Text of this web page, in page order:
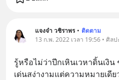
แจงจ๋า วชิราพร • ติดตาม
13 ก.พ. 2022 เวลา 19:56 • ศิล
รู้หรือไม่ว่าปีกเหินเวหาดิ้นเงิ
เด่นสง่างามแต่ความหมายเดี